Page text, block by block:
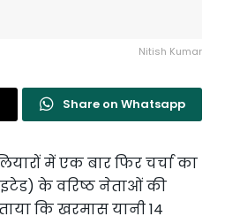
Nitish Kumar
Share on Whatsapp
में एक बार फिर चर्चा का
के वरिष्ठ नेताओं की
कि खरमास यानी 14